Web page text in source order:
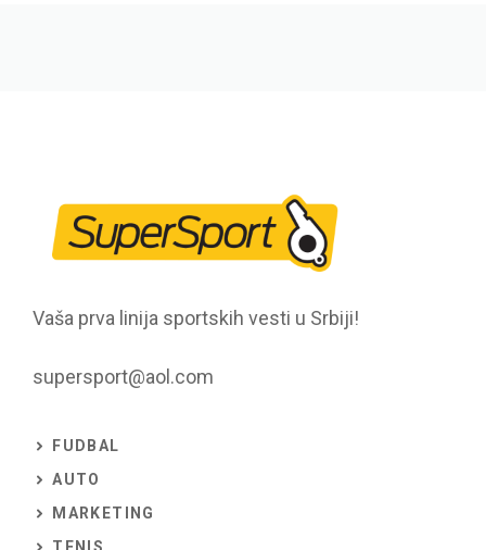
Vaša prva linija sportskih vesti u Srbiji!
supersport@aol.com
FUDBAL
AUTO
MARKETING